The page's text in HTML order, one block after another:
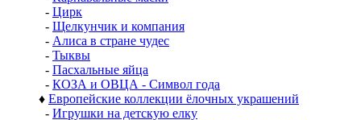
- Цирк
- Щелкунчик и компания
- Алиса в стране чудес
- Тыквы
- Пасхальные яйца
- КОЗА и ОВЦА - Символ года
♦ Европейские коллекции ёлочных украшений
- Игрушки на детскую елку